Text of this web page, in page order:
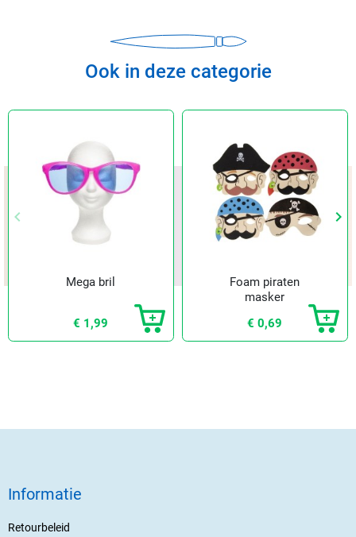
Ook in deze categorie
Vorige
keyboard_arrow_left keyboard_arrow_right
Mega bril
€ 1,99
Foam piraten
masker
€ 0,69
Informatie
Retourbeleid